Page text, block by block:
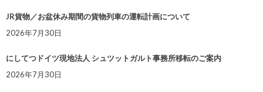
JR貨物／お盆休み期間の貨物列車の運転計画について
2026年7月30日
にしてつドイツ現地法人 シュツットガルト事務所移転のご案内
2026年7月30日